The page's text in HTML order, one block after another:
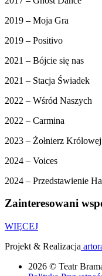
2019 – Moja Gra
2019 – Positivo
2021 – Bójcie się nas
2021 – Stacja Świadek
2022 – Wśród Naszych
2022 – Carmina
2023 – Żołnierz
2024 – Voices
2024 – Przedstawienie
Zainteresowani
WIĘCEJ
Projekt & Realizacja
2026 © Teatr